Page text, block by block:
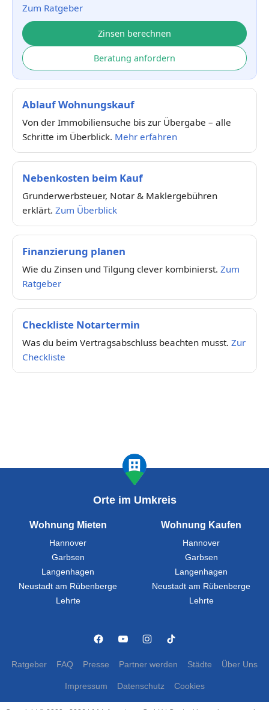
Zum Ratgeber
Zinsen berechnen
Beratung anfordern
Ablauf Wohnungskauf
Von der Immobiliensuche bis zur Übergabe – alle
Schritte im Überblick. Mehr erfahren
Nebenkosten beim Kauf
Grunderwerbsteuer, Notar & Maklergebühren
erklärt. Zum Überblick
Finanzierung planen
Wie du Zinsen und Tilgung clever kombinierst. Zum
Ratgeber
Checkliste Notartermin
Was du beim Vertragsabschluss beachten musst. Zur
Checkliste
Orte im Umkreis
Wohnung Mieten
Hannover
Garbsen
Langenhagen
Neustadt am Rübenberge
Lehrte
Wohnung Kaufen
Hannover
Garbsen
Langenhagen
Neustadt am Rübenberge
Lehrte
Ratgeber FAQ Presse Partner werden Städte Über Uns
Impressum Datenschutz Cookies